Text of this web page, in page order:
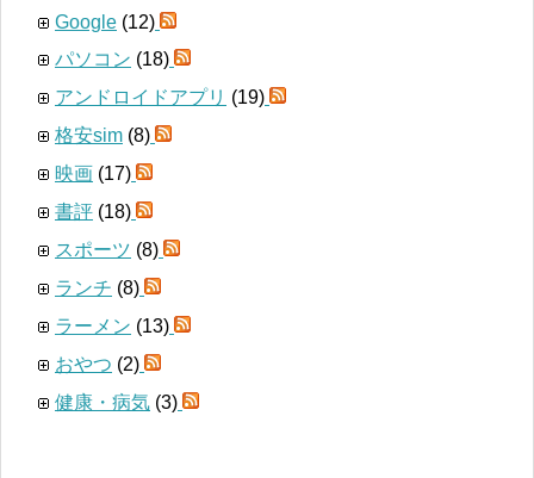
Google (12)
パソコン (18)
アンドロイドアプリ (19)
格安sim (8)
映画 (17)
書評 (18)
スポーツ (8)
ランチ (8)
ラーメン (13)
おやつ (2)
健康・病気 (3)